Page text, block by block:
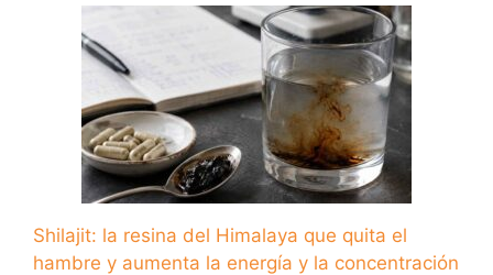
Shilajit: la resina del Himalaya que quita el
hambre y aumenta la energía y la concentración